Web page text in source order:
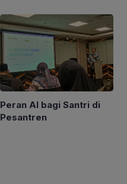
Peran AI bagi Santri di
Pesantren